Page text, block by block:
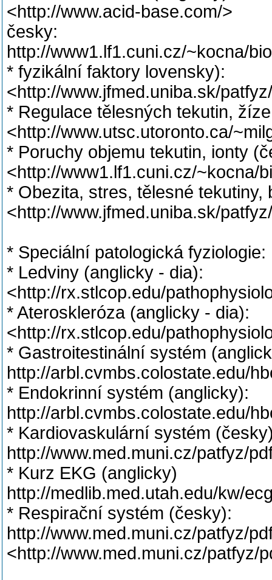
<http://www.acid-base.com/>
česky:
http://www1.lf1.cuni.cz/~kocna/
* fyzikální faktory lovensky):
<http://www.jfmed.uniba.sk/
* Regulace tělesných tekutin,
<http://www.utsc.utoronto.ca/
* Poruchy objemu tekutin, ionty
<http://www1.lf1.cuni.cz/~kocna/
* Obezita, stres, tělesné
<http://www.jfmed.uniba.sk/
* Speciální patologická fyziologie:
* Ledviny (anglicky - dia):
<http://rx.stlcop.edu/
* Ateroskleróza (anglicky - dia):
<http://rx.stlcop.edu/
* Gastroitestinální systém
http://arbl.cvmbs.colostate.edu/
* Endokrinní systém (anglicky):
http://arbl.cvmbs.colostate.edu/
* Kardiovaskulární systém
http://www.med.muni.cz/patfyz/
* Kurz EKG (anglicky)
http://medlib.med.utah.edu/kw/
* Respirační systém (česky):
http://www.med.muni.cz/patfyz/
<http://www.med.muni.cz/patfyz/